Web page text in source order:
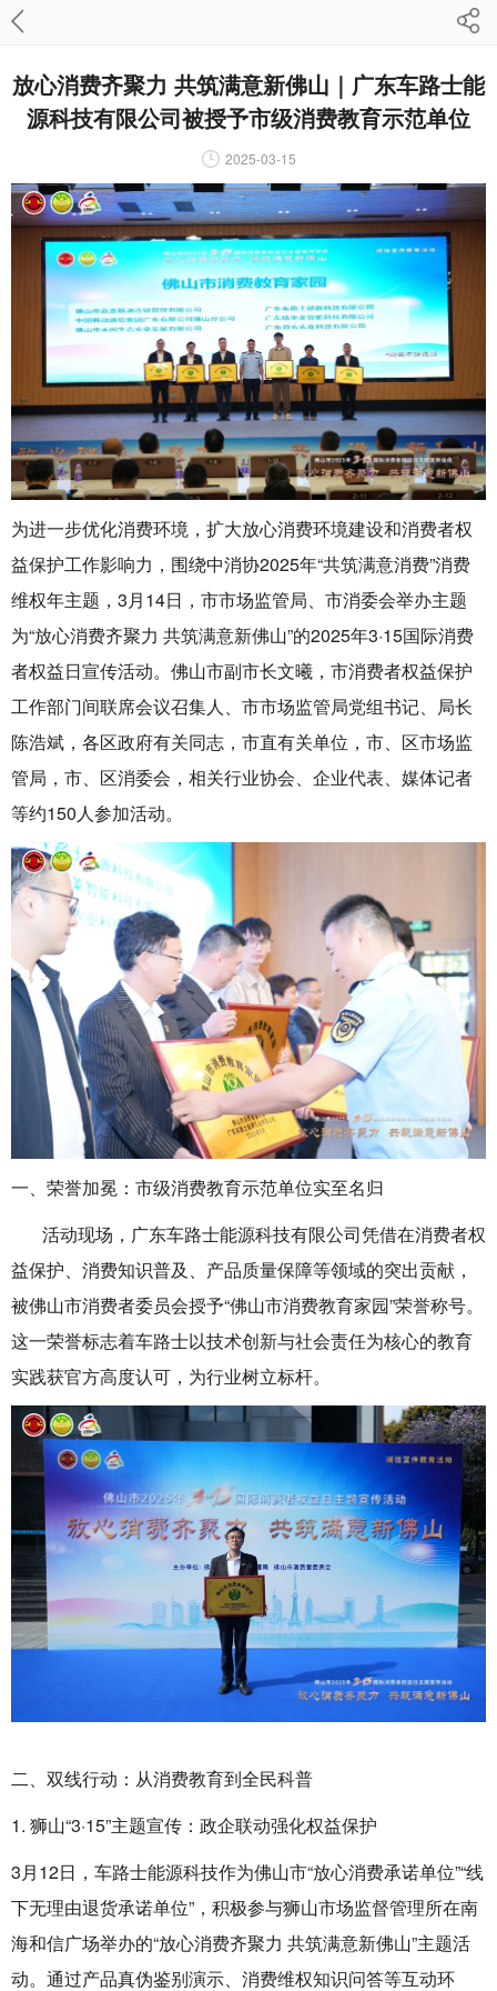
放心消费齐聚力 共筑满意新佛山｜广东车路士能
源科技有限公司被授予市级消费教育示范单位
2025-03-15
为进一步优化消费环境，扩大放心消费环境建设和消费者权
益保护工作影响力，围绕中消协2025年“共筑满意消费”消费
维权年主题，3月14日，市市场监管局、市消委会举办主题
为“放心消费齐聚力 共筑满意新佛山”的2025年3·15国际消费
者权益日宣传活动。佛山市副市长文曦，市消费者权益保护
工作部门间联席会议召集人、市市场监管局党组书记、局长
陈浩斌，各区政府有关同志，市直有关单位，市、区市场监
管局，市、区消委会，相关行业协会、企业代表、媒体记者
等约150人参加活动。
一、荣誉加冕：市级消费教育示范单位实至名归
活动现场，广东车路士能源科技有限公司凭借在‌消费者权
益保护、消费知识普及、产品质量保障‌等领域的突出贡献，
被佛山市消费者委员会授予‌“佛山市消费教育家园”‌荣誉称号。
这一荣誉标志着车路士以技术创新与社会责任为核心的教育
实践获官方高度认可，为行业树立标杆‌。
二、双线行动：从消费教育到全民科普
1. 狮山“3·15”主题宣传：政企联动强化权益保护‌
3月12日，车路士能源科技作为‌佛山市“放心消费承诺单位”“线
下无理由退货承诺单位”‌，积极参与狮山市场监督管理所在南
海和信广场举办的“放心消费齐聚力 共筑满意新佛山”主题活
动。通过‌产品真伪鉴别演示、消费维权知识问答‌等互动环